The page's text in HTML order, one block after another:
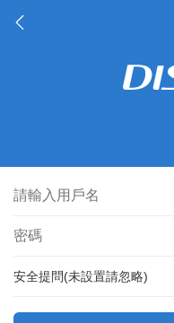
安全提問(未設置請忽略)